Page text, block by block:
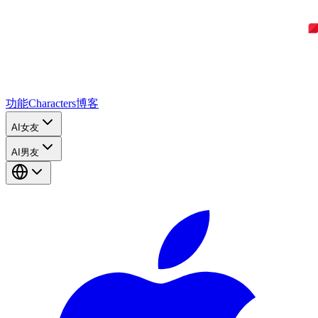
功能Characters博客
AI女友
AI男友